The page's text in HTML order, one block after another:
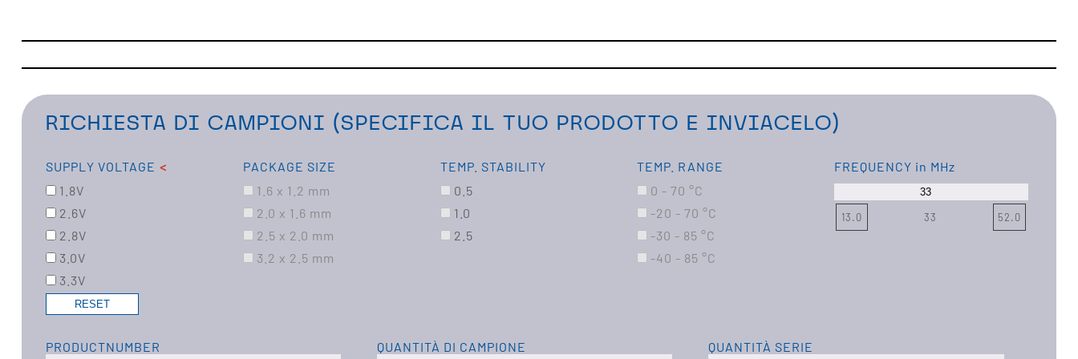
RICHIESTA DI CAMPIONI (SPECIFICA IL TUO PRODOTTO E INVIACELO)
SUPPLY VOLTAGE
1.8V
2.6V
2.8V
3.0V
3.3V
PACKAGE SIZE
1.6 x 1.2 mm
2.0 x 1.6 mm
2.5 x 2.0 mm
3.2 x 2.5 mm
TEMP. STABILITY
0.5
1.0
2.5
TEMP. RANGE
0 - 70 °C
-20 - 70 °C
-30 - 85 °C
-40 - 85 °C
FREQUENCY in MHz
13.0 33 52.0
PRODUCTNUMBER QUANTITÀ DI CAMPIONE QUANTITÀ SERIE